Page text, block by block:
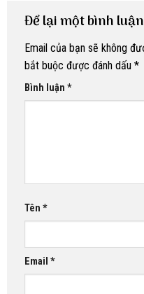
Để lại một bình luận
Email của bạn sẽ không
bắt buộc được đánh dấu *
Bình luận *
Tên *
Email *